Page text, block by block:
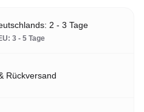
2 - 3 Tage
3 - 5 Tage
Rückversand